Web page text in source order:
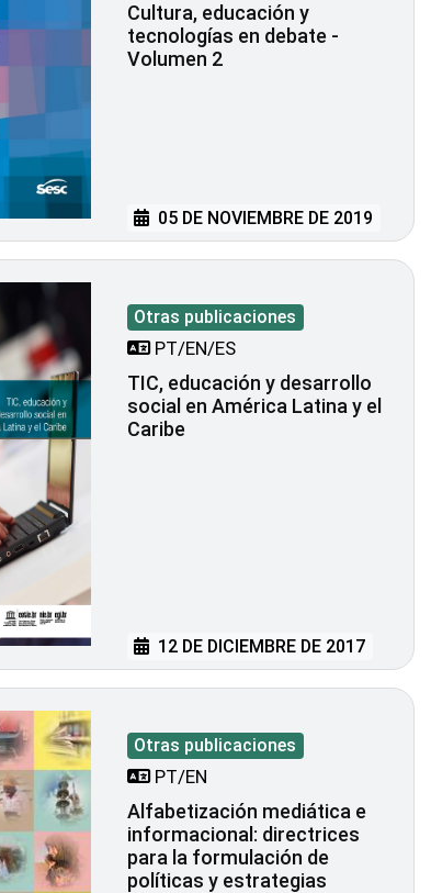
Cultura, educación y
tecnologías en debate -
Volumen 2
05 DE NOVIEMBRE DE 2019
Otras publicaciones
PT/EN/ES
TIC, educación y desarrollo
social en América Latina y el
Caribe
12 DE DICIEMBRE DE 2017
Otras publicaciones
PT/EN
Alfabetización mediática e
informacional: directrices
para la formulación de
políticas y estrategias